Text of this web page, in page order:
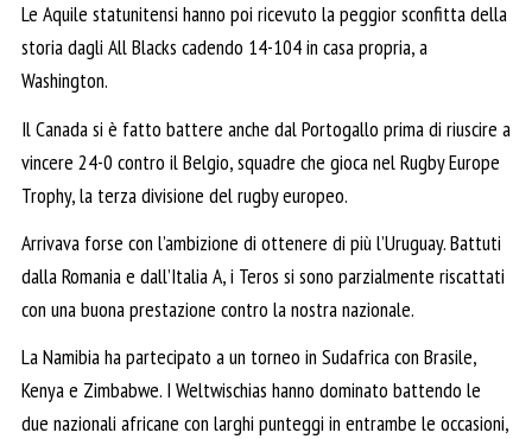
Le Aquile statunitensi hanno poi ricevuto la peggior sconfitta della
storia dagli All Blacks cadendo 14-104 in casa propria, a
Washington.
Il Canada si è fatto battere anche dal Portogallo prima di riuscire a
vincere 24-0 contro il Belgio, squadre che gioca nel Rugby Europe
Trophy, la terza divisione del rugby europeo.
Arrivava forse con l’ambizione di ottenere di più l’Uruguay. Battuti
dalla Romania e dall’Italia A, i Teros si sono parzialmente riscattati
con una buona prestazione contro la nostra nazionale.
La Namibia ha partecipato a un torneo in Sudafrica con Brasile,
Kenya e Zimbabwe. I Weltwischias hanno dominato battendo le
due nazionali africane con larghi punteggi in entrambe le occasioni,